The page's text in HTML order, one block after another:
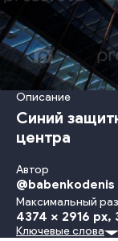
Описание
Синий
центра
Автор
@babenkodenis
Максимальный
4374 x 2916 px,
Металл Защита
Ключевые слова